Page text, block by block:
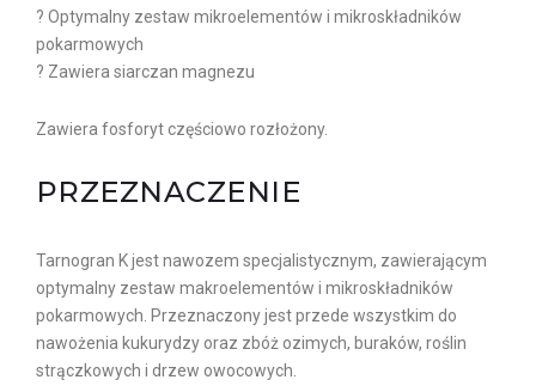
? Optymalny zestaw mikroelementów i mikroskładników
pokarmowych
? Zawiera siarczan magnezu
Zawiera fosforyt częściowo rozłożony.
PRZEZNACZENIE
Tarnogran K jest nawozem specjalistycznym, zawierającym
optymalny zestaw makroelementów i mikroskładników
pokarmowych. Przeznaczony jest przede wszystkim do
nawożenia kukurydzy oraz zbóż ozimych, buraków, roślin
strączkowych i drzew owocowych.